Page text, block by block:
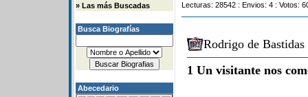
» Las más Buscadas
Busca Biografías
Abecedario
Lecturas: 28542 : Envios: 4 : Votos:
Rodrigo de
1 Un visitante nos